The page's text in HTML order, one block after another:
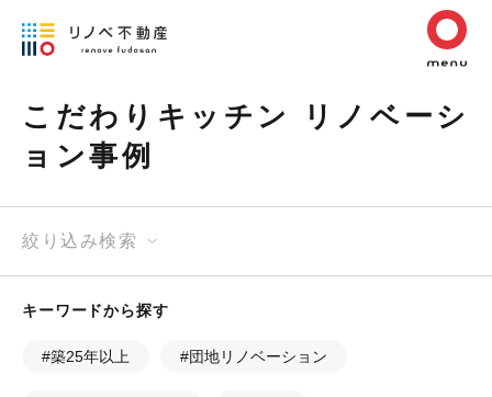
こだわりキッチン リノベーシ
ョン事例
絞り込み検索
キーワードから探す
#築25年以上 #団地リノベーション